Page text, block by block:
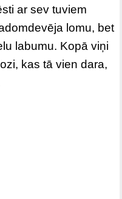
ar sev tuviem
lomu, bet
labumu. Kopā viņi
kas tā vien dara,